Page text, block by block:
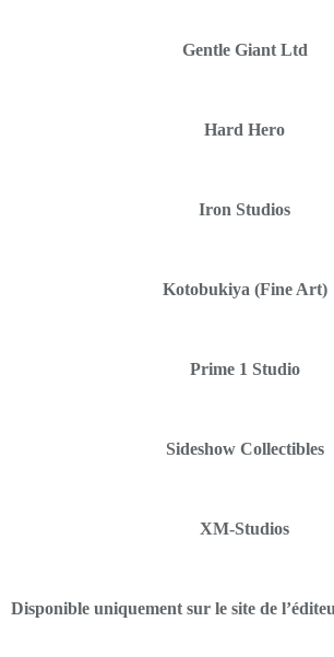
Gentle Giant Ltd
Hard Hero
Iron Studios
Kotobukiya (Fine Art)
Prime 1 Studio
Sideshow Collectibles
XM-Studios
Disponible uniquement sur le site de